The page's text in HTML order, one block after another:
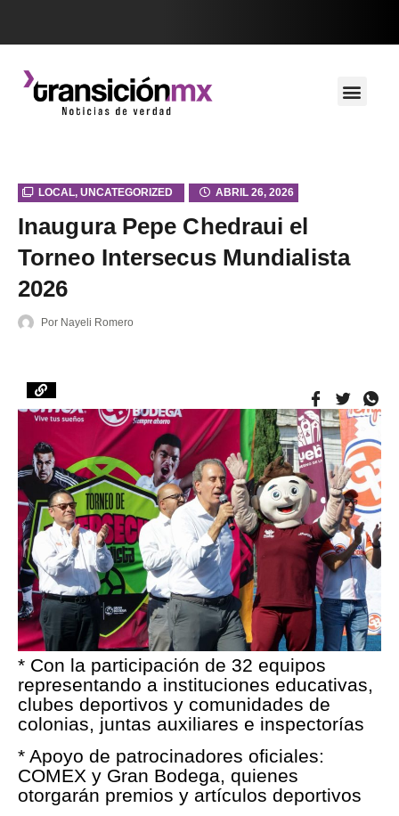
LOCAL, UNCATEGORIZED ABRIL 26, 2026
Inaugura Pepe Chedraui el
Torneo Intersecus Mundialista
2026
Por Nayeli Romero
* Con la participación de 32 equipos
representando a instituciones educativas,
clubes deportivos y comunidades de
colonias, juntas auxiliares e inspectorías
* Apoyo de patrocinadores oficiales:
COMEX y Gran Bodega, quienes
otorgarán premios y artículos deportivos